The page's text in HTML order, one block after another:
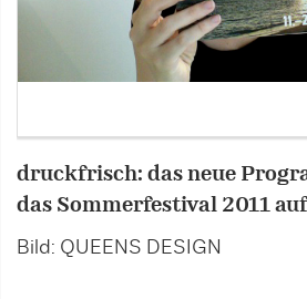
druckfrisch: das neue
das Sommerfestival 2011
Bild: QUEENS DESIGN